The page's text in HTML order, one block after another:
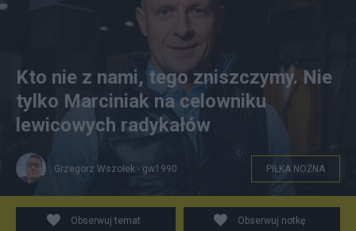
Kto nie z nami, tego zniszczymy. Nie
tylko Marciniak na celowniku
lewicowych radykałów
Grzegorz Wszołek - gw1990 PIŁKA NOŻNA
Obserwuj temat Obserwuj notkę